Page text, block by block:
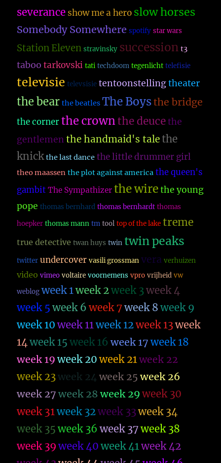
severance show me a hero slow horses
Somebody Somewhere spotify star wars
Station Eleven stravinsky succession t3
taboo tarkovski tati techdoom tegenlicht telefisie
televisie televsisie tentoonstelling theater
the bear the beatles The Boysthe bridge
the corner the crownthe deuce the
gentlemen the handmaid's tale the
knick the last dance the little drummer girl
theo maassen the plot against america the queen's
gambit The Sympathizer the wire the young
pope thomas bernhard thomas bernhardt thomas
hoepker thomas mann tm tool top of the lake treme
true detective twan huys twin twin peaks
twitter undercover vasili grossman vera verhuizen
video vimeo voltaire voornemens vpro vrijheid vw
weblog week 1week 2week 3 week 4
week 5 week 6 week 7 week 8 week 9
week 10 week 11week 12week 13week
14week 15 week 16 week 17 week 18
week 19 week 20 week 21week 22
week 23week 24 week 25 week 26
week 27 week 28 week 29 week 30
week 31week 32week 33week 34
week 35 week 36 week 37 week 38
week 39 week 40 week 41week 42